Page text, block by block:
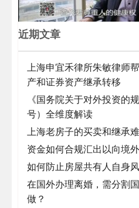
近期文章
上海申宜禾律所朱敏律师
产和证券资产继承转移
《国务院关于对外投资的
号）全维度解读
上海老房子的买卖和继承
资金如何合规汇出以向境
如何防止房屋共有人自身
在国外办理离婚，需分割
做？